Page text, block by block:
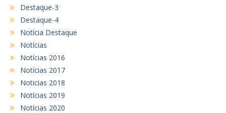
Destaque-3
Destaque-4
Notícia Destaque
Notícias
Notícias 2016
Notícias 2017
Noticias 2018
Notícias 2019
Notícias 2020